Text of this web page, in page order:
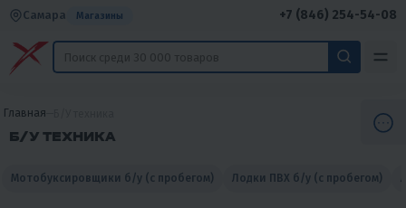
Самара Магазины +7 (846) 254-54-08
Главная
Б/У ТЕХНИКА
Мотобуксировщики б/у (с пробегом) Лодки ПВХ б/у (с пробегом)